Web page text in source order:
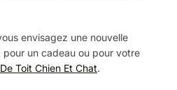
envisagez une nouvelle
un cadeau ou pour votre
Toit Chien Et Chat.